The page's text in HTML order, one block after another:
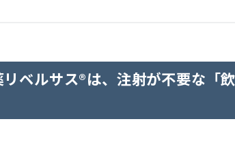
ベルサス®は、注射が不要な「